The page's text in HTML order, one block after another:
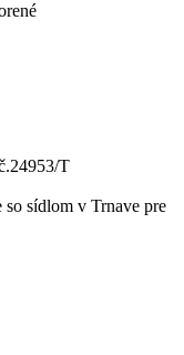
T
so sídlom v Trnave pre